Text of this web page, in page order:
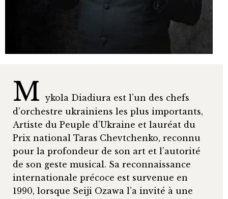
M ykola Diadiura est l’un des chefs
d’orchestre ukrainiens les plus importants,
Artiste du Peuple d’Ukraine et lauréat du
Prix national Taras Chevtchenko, reconnu
pour la profondeur de son art et l’autorité
de son geste musical. Sa reconnaissance
internationale précoce est survenue en
1990, lorsque Seiji Ozawa l’a invité à une